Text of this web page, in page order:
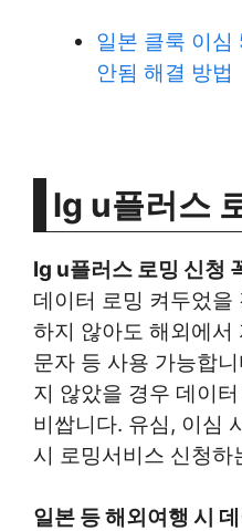
일본 클룩 이
안됨 해결 방법
lg u플러스
lg u플러스 로밍 신청
데이터 로밍 켜두었을
하지 않아도 해외에서
문자 등 사용 가능합
지 않았을 경우 데이
비쌉니다. 유심, 이심
시 로밍서비스 신청하
일본 등 해외여행 시